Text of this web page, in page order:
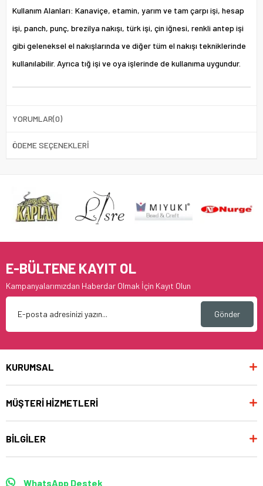
Kullanım Alanları: Kanaviçe, etamin, yarım ve tam çarpı işi, hesap
işi, panch, punç, brezilya nakışı, türk işi, çin iğnesi, renkli antep işi
gibi geleneksel el nakışlarında ve diğer tüm el nakışı tekniklerinde
kullanılabilir. Ayrıca tığ işi ve oya işlerinde de kullanıma uygundur.
YORUMLAR(0)
ÖDEME SEÇENEKLERI
E-BÜLTENE KAYIT OL
Kampanyalarımızdan Haberdar Olmak İçin Kayıt Olun
Gönder
KURUMSAL
MÜŞTERİ HİZMETLERİ
BİLGİLER
WhatsApp Destek